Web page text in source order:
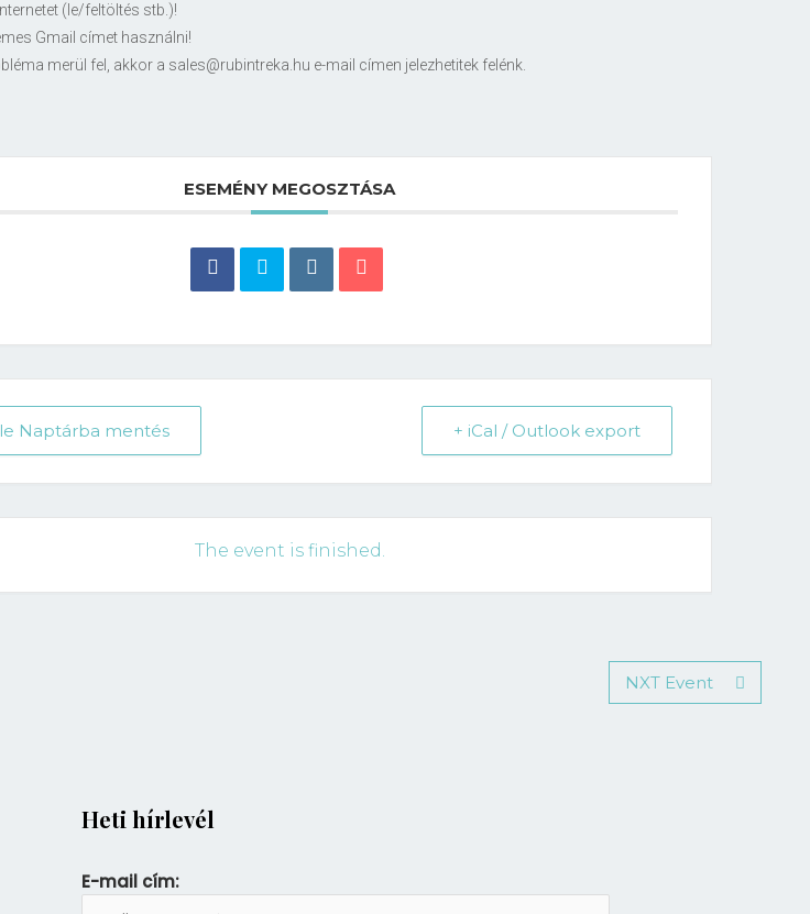
(le/feltöltés stb.)!
Gmail címet használni!
merül fel, akkor a sales@rubintreka.hu e-mail címen jelezhetitek felénk.
ESEMÉNY MEGOSZTÁSA
Naptárba mentés + iCal / Outlook export
The event is finished.
NXT Event
Heti hírlevél
E-mail cím: